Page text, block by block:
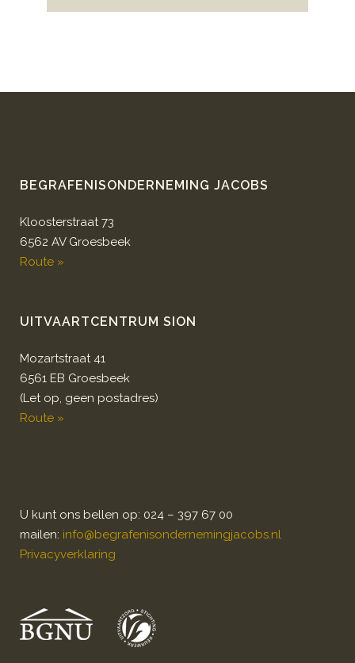
BEGRAFENISONDERNEMING JACOBS
Kloosterstraat 73
6562 AV Groesbeek
Route »
UITVAARTCENTRUM SION
Mozartstraat 41
6561 EB Groesbeek
(Let op, geen postadres)
Route »
U kunt ons bellen op: 024 – 397 67 00
mailen: info@begrafenisondernemingjacobs.nl
Privacyverklaring